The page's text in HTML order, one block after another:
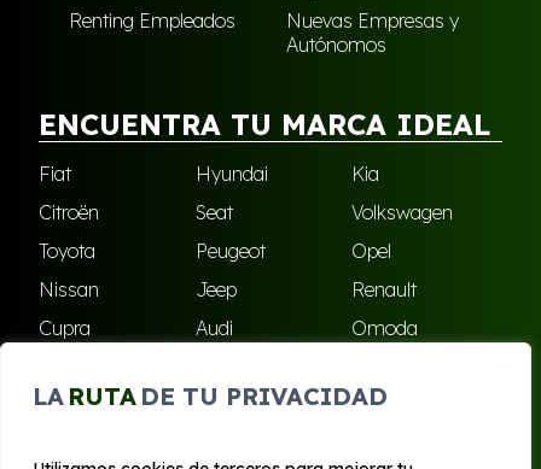
LA RUTA DE TU PRIVACIDAD
Renting Empleados
Nuevas Empresas y
Autónomos
ENCUENTRA TU MARCA IDEAL
Fiat Hyundai
Kia
Citroën
Seat
Volkswagen
Toyota
Peugeot
Opel
Nissan
Jeep
Renault
Cupra
Audi
Omoda
Skoda
Ford Todas las marcas